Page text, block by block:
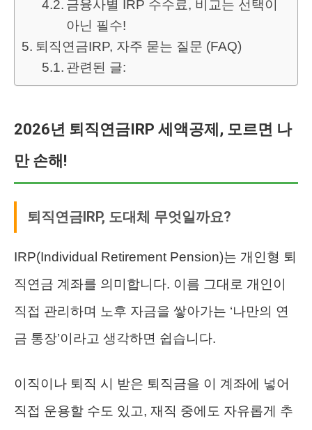
금융사별 IRP 수수료, 비교는 선택이
아닌 필수!
퇴직연금IRP, 자주 묻는 질문 (FAQ)
관련된 글:
2026년 퇴직연금IRP 세액공제, 모르면 나
만 손해!
퇴직연금IRP, 도대체 무엇일까요?
IRP(Individual Retirement Pension)는 개인형 퇴
직연금 계좌를 의미합니다. 이름 그대로 개인이
직접 관리하며 노후 자금을 쌓아가는 ‘나만의 연
금 통장’이라고 생각하면 쉽습니다.
이직이나 퇴직 시 받은 퇴직금을 이 계좌에 넣어
직접 운용할 수도 있고, 재직 중에도 자유롭게 추